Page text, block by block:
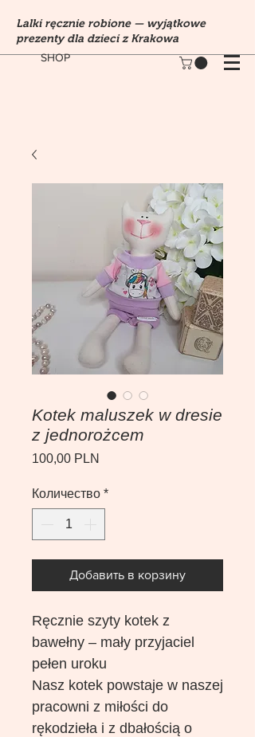
SHOP
Lalki ręcznie robione — wyjątkowe
prezenty dla dzieci z Krakowa
Kotek maluszek w dresie
z jednorożcem
100,00 PLN
Количество *
Добавить в корзину
Ręcznie szyty kotek z
bawełny – mały przyjaciel
pełen uroku
Nasz kotek powstaje w naszej
pracowni z miłości do
rękodzieła i z dbałością o